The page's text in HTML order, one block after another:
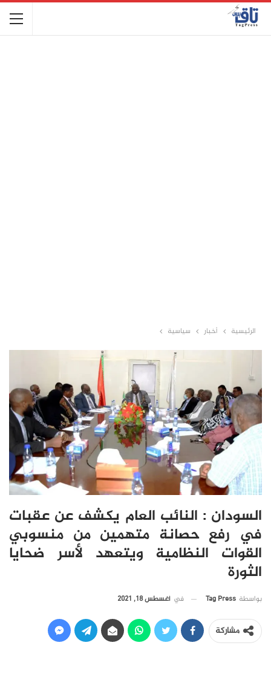
الرئيسية أخبار سياسية
السودان : النائب العام يكشف عن عقبات
في رفع حصانة متهمين من منسوبي
القوات النظامية ويتعهد لأسر ضحايا
الثورة
بواسطة Tag Press في أغسطس 18, 2021
مشاركة